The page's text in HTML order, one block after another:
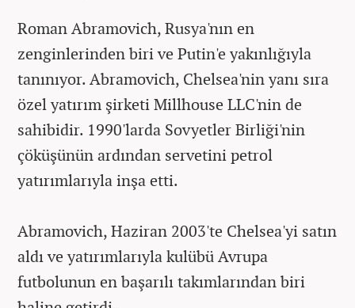
Roman Abramovich, Rusya'nın en
zenginlerinden biri ve Putin'e yakınlığıyla
tanınıyor. Abramovich, Chelsea'nin yanı sıra
özel yatırım şirketi Millhouse LLC'nin de
sahibidir. 1990'larda Sovyetler Birliği'nin
çöküşünün ardından servetini petrol
yatırımlarıyla inşa etti.
Abramovich, Haziran 2003'te Chelsea'yi satın
aldı ve yatırımlarıyla kulübü Avrupa
futbolunun en başarılı takımlarından biri